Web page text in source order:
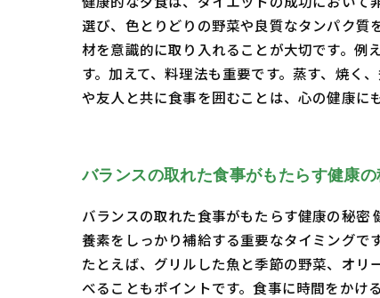
選び、色とりどりの野菜や良質なタンパク質
材を意識的に取り入れることが大切です。例
す。加えて、料理法も重要です。蒸す、焼く
や友人と共に食事を囲むことは、心の健康に
バランスの取れた食事がもたらす健康
バランスの取れた食事がもたらす健康の秘密
養素をしっかり補給する重要なタイミングで
たとえば、グリルした魚と季節の野菜、オリ
べることもポイントです。食事に時間をかけ